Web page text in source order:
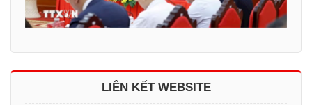
LIÊN KẾT WEBSITE